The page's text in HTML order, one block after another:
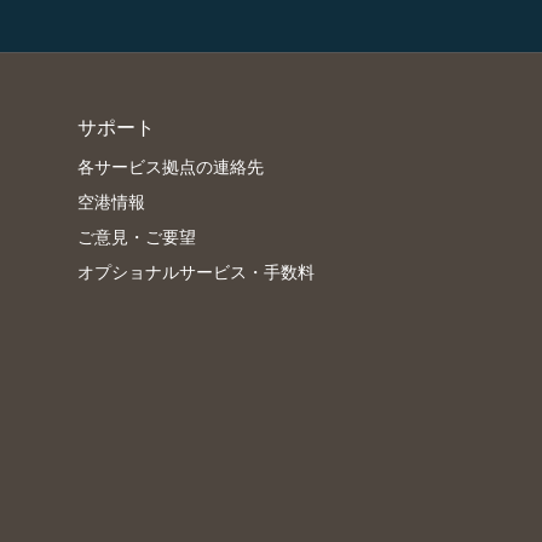
サポート
各サービス拠点の連絡先
空港情報
ご意見・ご要望
オプショナルサービス・手数料